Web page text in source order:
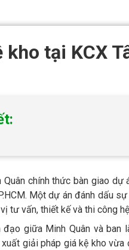
tại KCX
chính thức bàn giao
Một dự án đánh dấu
tư vấn, thiết kế và thi công
giữa Minh Quân và
giải pháp giá kệ kho